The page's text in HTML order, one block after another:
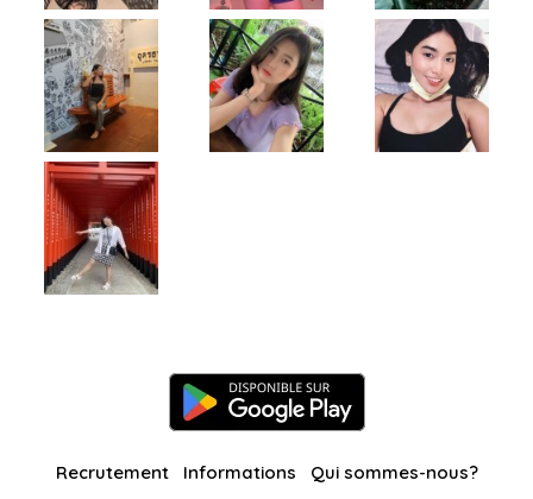
Recrutement Informations Qui sommes-nous?